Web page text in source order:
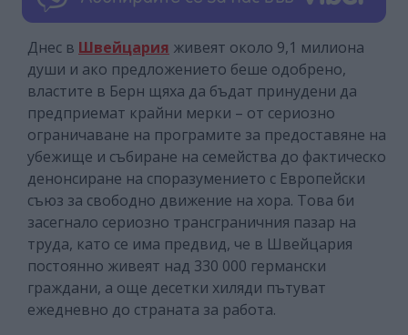
Днес в Швейцария живеят около 9,1 милиона
души и ако предложението беше одобрено,
властите в Берн щяха да бъдат принудени да
предприемат крайни мерки – от сериозно
ограничаване на програмите за предоставяне на
убежище и събиране на семейства до фактическо
денонсиране на споразумението с Европейски
съюз за свободно движение на хора. Това би
засегнало сериозно трансграничния пазар на
труда, като се има предвид, че в Швейцария
постоянно живеят над 330 000 германски
граждани, а още десетки хиляди пътуват
ежедневно до страната за работа.